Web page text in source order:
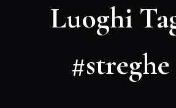
Luoghi
#streghe